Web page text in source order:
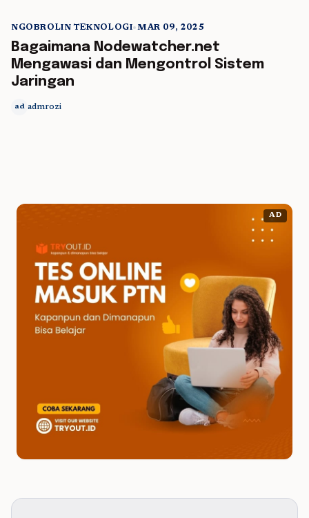
NGOBROLIN TEKNOLOGI•MAR 09, 2025
Bagaimana Nodewatcher.net
Mengawasi dan Mengontrol Sistem
Jaringan
ad admrozi
AD